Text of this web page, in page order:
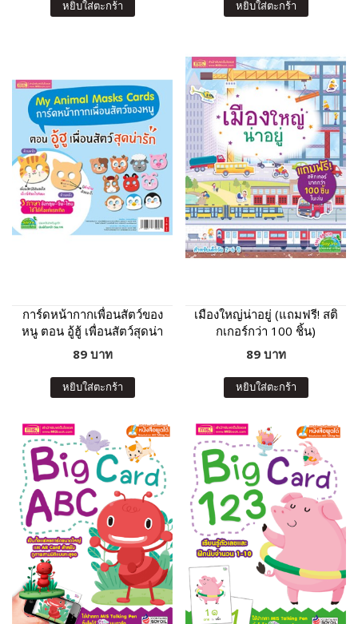
หยิบใส่ตะกร้า หยิบใส่ตะกร้า
การ์ดหน้ากากเพื่อนสัตว์ของ
หนู ตอน อู้ฮู้ เพื่อนสัตว์สุดน่า
รัก
89 บาท
หยิบใส่ตะกร้า
เมืองใหญ่น่าอยู่ (แถมฟรี! สติ
กเกอร์กว่า 100 ชิ้น)
89 บาท
หยิบใส่ตะกร้า